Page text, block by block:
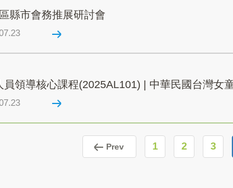
縣市會務推展研討會
員領導核心課程(2025AL101) | 中華民國台灣女
Prev 1 2 3